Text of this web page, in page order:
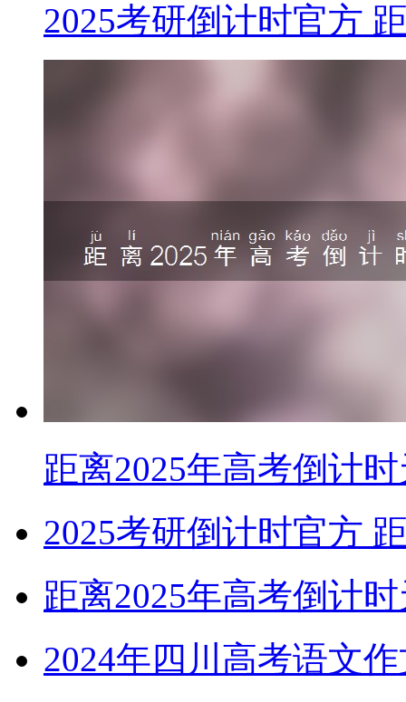
2025考研倒计时官方
距离2025年高考倒计
2025考研倒计时官方
距离2025年高考倒计
2024年四川高考语文